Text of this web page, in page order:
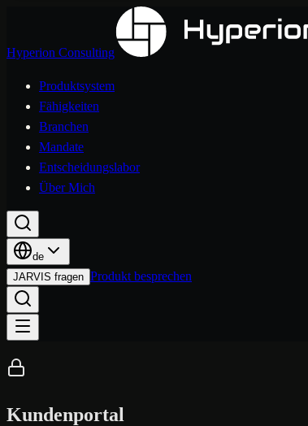
Hyperion Consulting
Produktsystem
Fähigkeiten
Branchen
Mandate
Entscheidungslabor
Über Mich
de
JARVIS fragen Produkt besprechen
Kundenportal